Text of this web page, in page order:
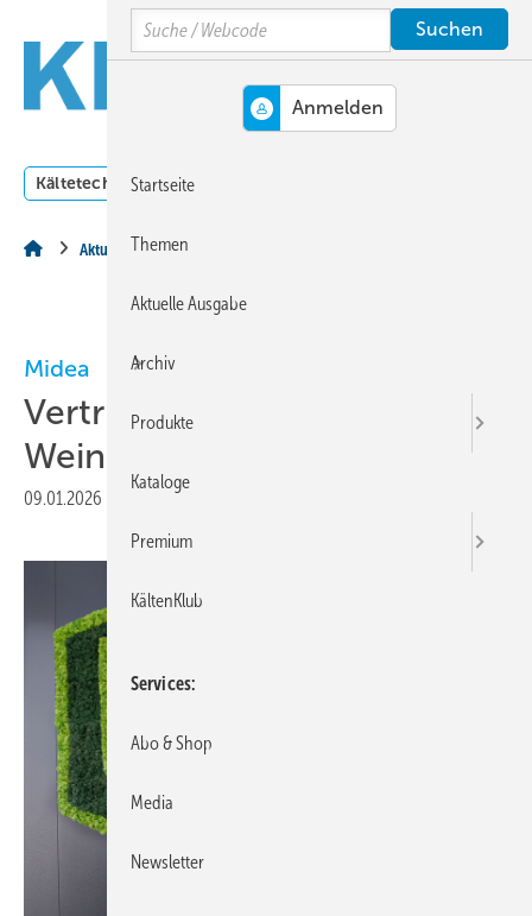
Hauptinhalt
Hauptmenü
SiteSearch
Kältetechnik Klimatechnik
Aktuelles aus der Branche
Midea
Vertriebspartnerschaft mit
Weinmann & Schanz
09.01.2026 Druckvorschau
Search
Startseite
Themen
Aktuelle Ausgabe
Archiv
Produkte
Kataloge
Premium
KältenKlub
Services
Abo & Shop
Media
Newsletter